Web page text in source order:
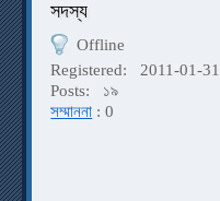
সদস্য
Offline
Registered:
2011-01-31
Posts:
১৯
সম্মাননা : 0